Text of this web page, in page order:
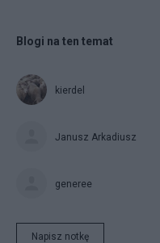
Blogi na ten temat
kierdel
Janusz Arkadiusz
generee
Napisz notkę